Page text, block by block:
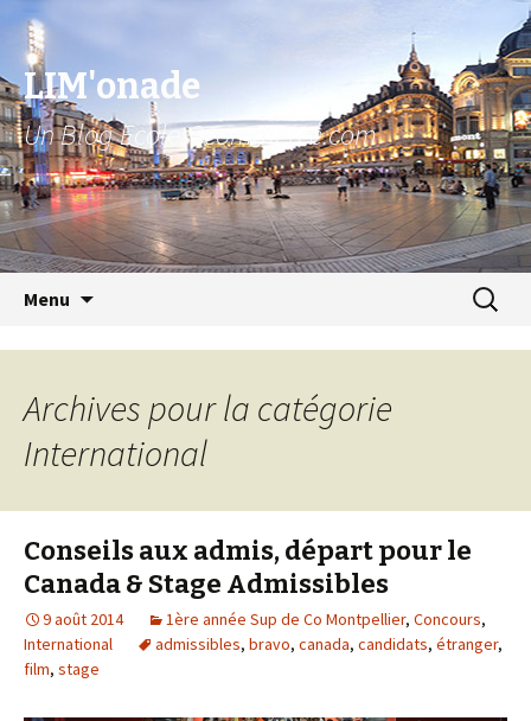
LIM'onade
Un Blog Ecoles2commerce.com
Menu
pour :
Archives pour la catégorie
International
Conseils aux admis, départ pour le
Canada & Stage Admissibles
9 août 2014 1ère année Sup de Co Montpellier, Concours,
International
admissibles, bravo, canada, candidats, étranger,
film, stage